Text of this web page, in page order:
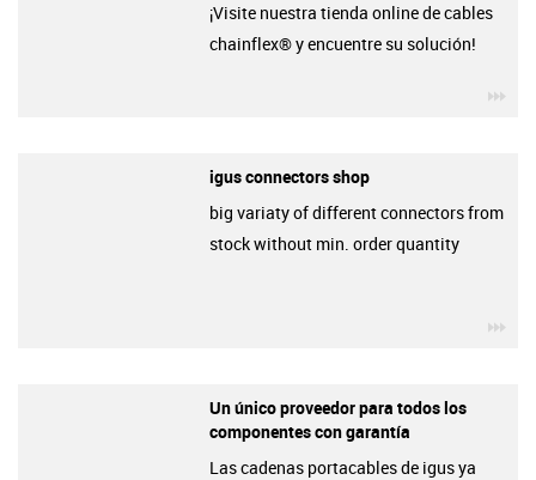
¡Visite nuestra tienda online de cables
chainflex® y encuentre su solución!
igus connectors shop
big variaty of different connectors from
stock without min. order quantity
Un único proveedor para todos los
componentes con garantía
Las cadenas portacables de igus ya